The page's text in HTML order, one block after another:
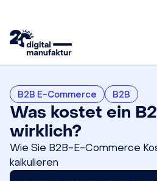
B2B E-Commerce B2B
Was kostet ein
wirklich?
Wie Sie B2B-E-Commerce
kalkulieren